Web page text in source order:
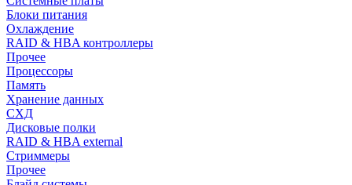
Блоки питания
Охлаждение
RAID & HBA контроллеры
Прочее
Процессоры
Память
Хранение данных
СХД
Дисковые полки
RAID & HBA external
Стриммеры
Прочее